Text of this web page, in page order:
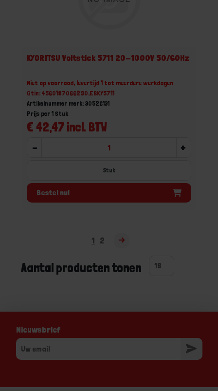
KYORITSU Voltstick 5711 20-1000V 50/60Hz
Niet op voorraad, levertijd 1 tot meerdere werkdagen
Gtin: 4560187066290,EBKY5711
Artikelnummer merk: 30526131
€ 42,47 incl. BTW
Prijs per 1 Stuk
- +
Stuk
Bestel nu!
1 2
Aantal producten tonen
Nieuwsbrief